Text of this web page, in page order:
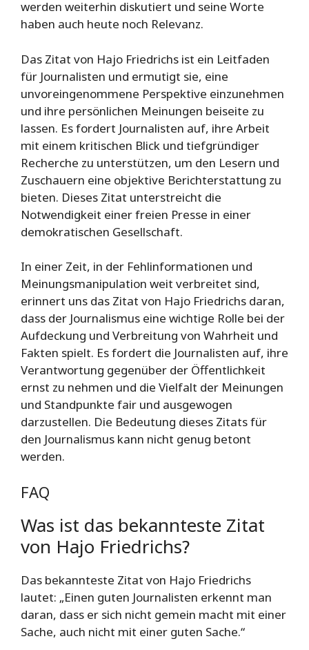
werden weiterhin diskutiert und seine Worte
haben auch heute noch Relevanz.
Das Zitat von Hajo Friedrichs ist ein Leitfaden
für Journalisten und ermutigt sie, eine
unvoreingenommene Perspektive einzunehmen
und ihre persönlichen Meinungen beiseite zu
lassen. Es fordert Journalisten auf, ihre Arbeit
mit einem kritischen Blick und tiefgründiger
Recherche zu unterstützen, um den Lesern und
Zuschauern eine objektive Berichterstattung zu
bieten. Dieses Zitat unterstreicht die
Notwendigkeit einer freien Presse in einer
demokratischen Gesellschaft.
In einer Zeit, in der Fehlinformationen und
Meinungsmanipulation weit verbreitet sind,
erinnert uns das Zitat von Hajo Friedrichs daran,
dass der Journalismus eine wichtige Rolle bei der
Aufdeckung und Verbreitung von Wahrheit und
Fakten spielt. Es fordert die Journalisten auf, ihre
Verantwortung gegenüber der Öffentlichkeit
ernst zu nehmen und die Vielfalt der Meinungen
und Standpunkte fair und ausgewogen
darzustellen. Die Bedeutung dieses Zitats für
den Journalismus kann nicht genug betont
werden.
FAQ
Was ist das bekannteste Zitat
von Hajo Friedrichs?
Das bekannteste Zitat von Hajo Friedrichs
lautet: „Einen guten Journalisten erkennt man
daran, dass er sich nicht gemein macht mit einer
Sache, auch nicht mit einer guten Sache.“